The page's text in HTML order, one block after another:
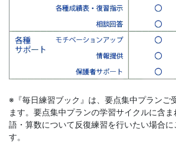
が
添
削
を
※『毎日練習ブック』は、要点集中プランご
ます。要点集中プランの学習サイクルに含
語・算数について反復練習を行いたい場合に
す。